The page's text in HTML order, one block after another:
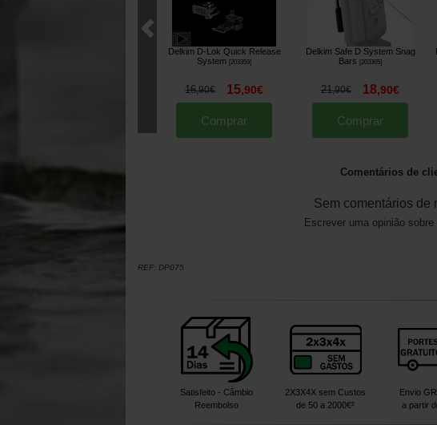
Delkim D-Lok Quick Release
System [203359]
16,90€ 15,90€
Comprar
Delkim Safe D System Snag
Bars
[203365]
21,90€ 18,90€
Comprar
Comentários de
Sem comentários de
Escrever uma opinião
REF: DP075
Satisfeito - Câmbio
Reembolso
2X3X4X sem Custos
de 50 a 2000€²
Envio
a partir